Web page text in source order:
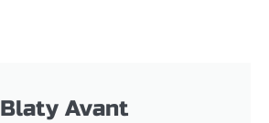
Blaty Avant